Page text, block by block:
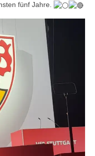
fünf Jahre.